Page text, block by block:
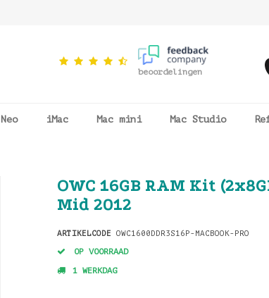
beoordelingen
iMac Mac mini Mac Studio
OWC 16GB RAM Kit
Mid 2012
ARTIKELCODE OWC1600DDR3S16P-MACBOOK-PRO
OP VOORRAAD
1 WERKDAG